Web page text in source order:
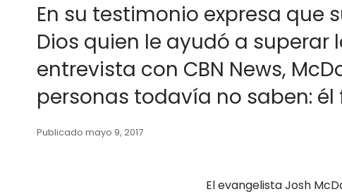
En su testimonio expresa
Dios quien le ayudó a superar
entrevista con CBN News,
personas todavía no saben:
Publicado mayo 9, 2017
El evangelista Josh